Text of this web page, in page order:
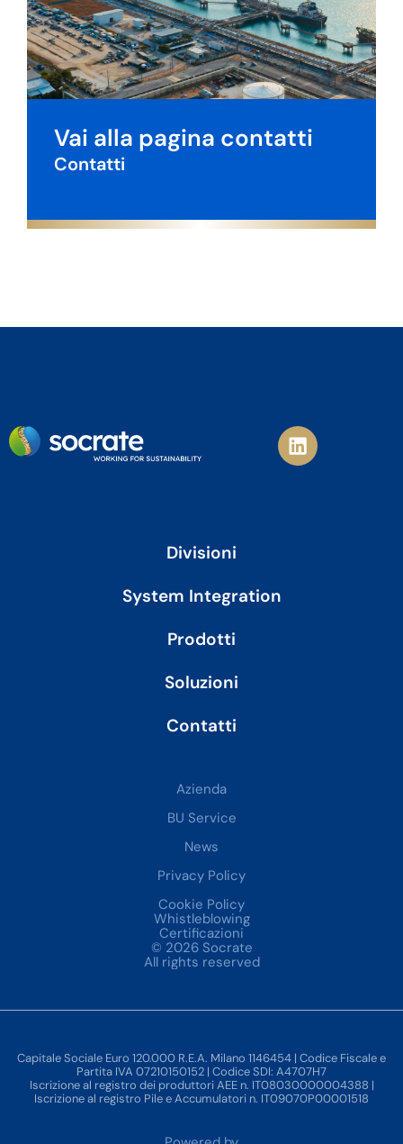
Vai alla pagina contatti
Contatti
L
i
n
Divisioni
System Integration
Prodotti
Soluzioni
Contatti
Azienda
BU Service
News
Privacy Policy
Cookie Policy
Whistleblowing
Certificazioni
© 2026 Socrate
All rights reserved
Capitale Sociale Euro 120.000 R.E.A. Milano 1146454 | Codice Fiscale e
Partita IVA 07210150152 | Codice SDI: A4707H7
Iscrizione al registro dei produttori AEE n. IT08030000004388 |
Iscrizione al registro Pile e Accumulatori n. IT09070P00001518